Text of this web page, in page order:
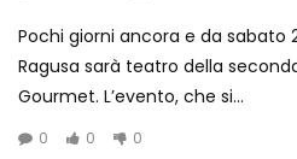
Pochi giorni ancora e da sabato
Ragusa sarà teatro della
Gourmet. L’evento, che si...
0 0 0